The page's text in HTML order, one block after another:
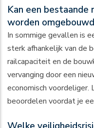
Kan een bestaande
worden
In sommige gevallen is
sterk afhankelijk van de
railcapaciteit en de
vervanging door een
economisch
beoordelen voordat je